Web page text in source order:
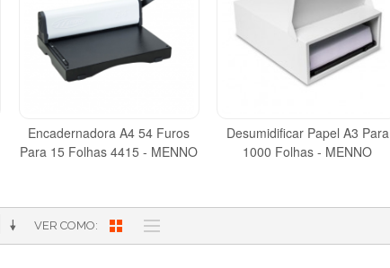
Encadernadora A4 54 Furos
Para 15 Folhas 4415 - MENNO
Desumidificar Papel A3 Para
1000 Folhas - MENNO
VER COMO